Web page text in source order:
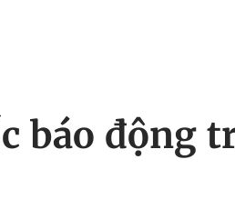
báo động